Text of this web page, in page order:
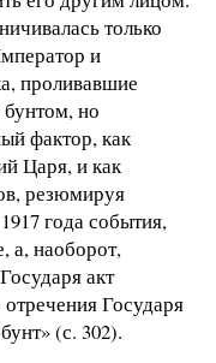
только
и
проливавшие
но
фактор, как
Царя, и как
резюмируя
года события,
а, наоборот,
акт
Государя
(с. 302).